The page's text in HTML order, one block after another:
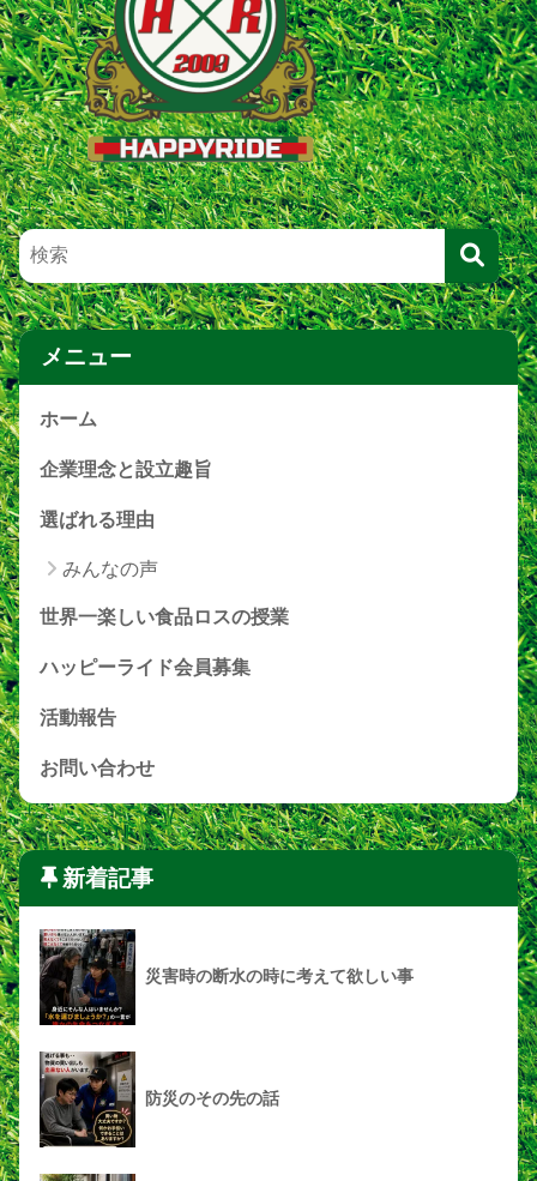
メニュー
ホーム
企業理念と設立趣旨
選ばれる理由
みんなの声
世界一楽しい食品ロスの授業
ハッピーライド会員募集
活動報告
お問い合わせ
新着記事
災害時の断水の時に考えて欲しい事
防災のその先の話